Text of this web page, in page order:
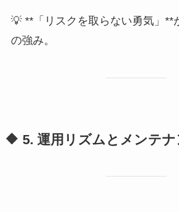
💡 **「リスクを取らない勇気」**
の強み。
🔶 5. 運用リズムとメンテナ